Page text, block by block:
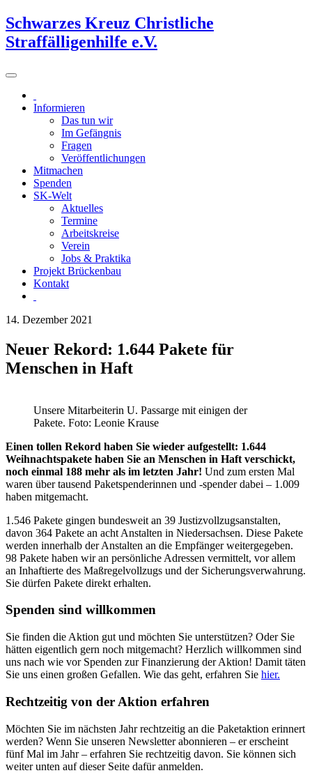
Schwarzes Kreuz Christliche
Straffälligenhilfe e.V.
Informieren
Das tun wir
Im Gefängnis
Fragen
Veröffentlichungen
Mitmachen
Spenden
SK-Welt
Aktuelles
Termine
Arbeitskreise
Verein
Jobs & Praktika
Projekt Brückenbau
Kontakt
14. Dezember 2021
Neuer Rekord: 1.644 Pakete für
Menschen in Haft
Unsere Mitarbeiterin U. Passarge mit einigen der
Pakete. Foto: Leonie Krause
Einen tollen Rekord haben Sie wieder aufgestellt: 1.644
Weihnachtspakete haben Sie an Menschen in Haft verschickt,
noch einmal 188 mehr als im letzten Jahr! Und zum ersten Mal
waren über tausend Paketspenderinnen und -spender dabei – 1.009
haben mitgemacht.
1.546 Pakete gingen bundesweit an 39 Justizvollzugsanstalten,
davon 364 Pakete an acht Anstalten in Niedersachsen. Diese Pakete
werden innerhalb der Anstalten an die Empfänger weitergegeben.
98 Pakete haben wir an persönliche Adressen vermittelt, vor allem
an Inhaftierte des Maßregelvollzugs und der Sicherungsverwahrung.
Sie dürfen Pakete direkt erhalten.
Spenden sind willkommen
Sie finden die Aktion gut und möchten Sie unterstützen? Oder Sie
hätten eigentlich gern noch mitgemacht? Herzlich willkommen sind
uns nach wie vor Spenden zur Finanzierung der Aktion! Damit täten
Sie uns einen großen Gefallen. Wie das geht, erfahren Sie hier.
Rechtzeitig von der Aktion erfahren
Möchten Sie im nächsten Jahr rechtzeitig an die Paketaktion erinnert
werden? Wenn Sie unseren Newsletter abonnieren – er erscheint
fünf Mal im Jahr – erfahren Sie rechtzeitig davon. Sie können sich
weiter unten auf dieser Seite dafür anmelden.